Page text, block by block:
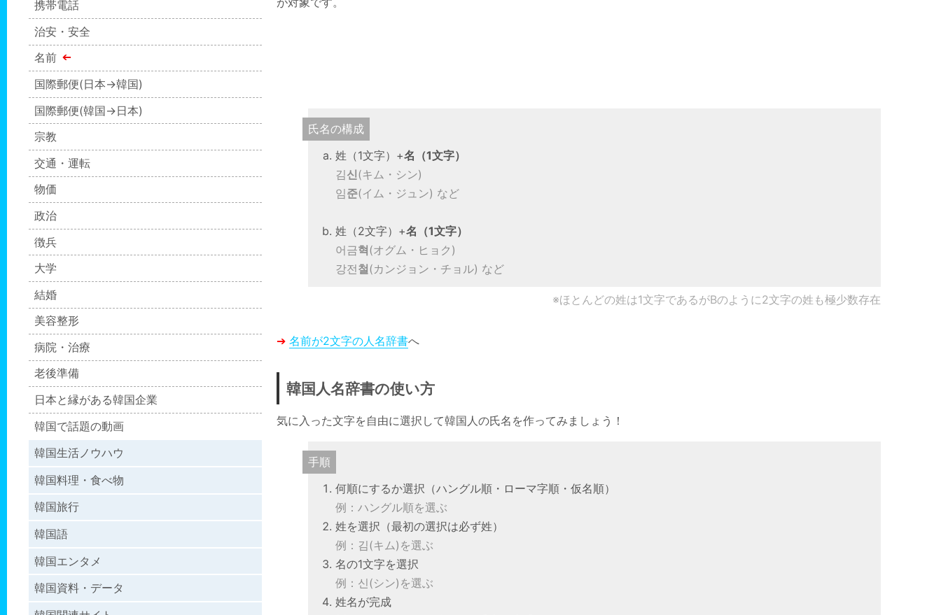
携帯電話
治安・安全
名前
国際郵便(日本→韓国)
国際郵便(韓国→日本)
宗教
交通・運転
物価
政治
徴兵
大学
結婚
美容整形
病院・治療
老後準備
日本と縁がある韓国企業
韓国で話題の動画
韓国生活ノウハウ
韓国料理・食べ物
韓国旅行
韓国語
韓国エンタメ
韓国資料・データ
氏名の構成
姓（1文字）+名（1文字）
김신(キム・シン)
임준(イム・ジュン) など
姓（2文字）+名（1文字）
어금혁(オグム・ヒョク)
강전철(カンジョン・チョル) など
※ほとんどの姓は1文字であるがBのように2文字の姓も極少数存在
➔ 名前が2文字の人名辞書へ
韓国人名辞書の使い方
気に入った文字を自由に選択して韓国人の氏名を作ってみましょう！
手順
何順にするか選択（ハングル順・ローマ字順・仮名順）
例：ハングル順を選ぶ
姓を選択（最初の選択は必ず姓）
例：김(キム)を選ぶ
名の1文字を選択
例：신(シン)を選ぶ
姓名が完成